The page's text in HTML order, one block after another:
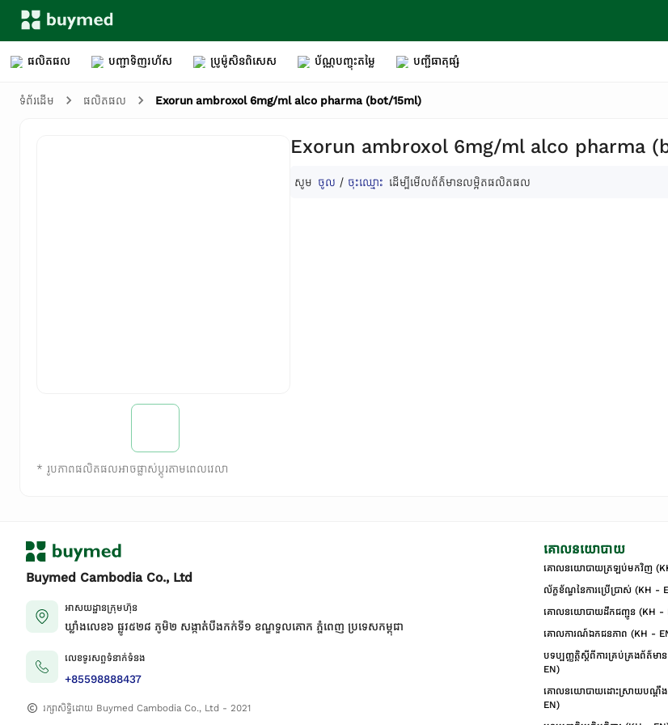
ផលិតផល បញ្ជាទិញរហ័ស ប្រូម៉ូសិនពិសេស ប័ណ្ណបញ្ចុះតម្លៃ បញ្ជីធាតុផ្សំ
ទំព័រដើម ផលិតផល Exorun ambroxol 6mg/ml alco pharma (bot/15ml)
* រូបភាពផលិតផលអាចផ្លាស់ប្តូរតាមពេលវេលា
Exorun ambroxol 6mg/ml alco pharma
សូម ចូល / ចុះឈ្មោះ ដើម្បីមើលព័ត៌មានលម្អិតផលិតផល
Buymed Cambodia Co., Ltd
អាសយដ្ឋានក្រុមហ៊ុន
ឃ្លាំងលេខ៦ ផ្លូវ៥២៨ ភូមិ២ សង្កាត់់បឹងកក់ទី១ ខណ្ឌទួលគោក ភ្នំពេញ ប្រទេសកម្ពុជា
លេខទូរសព្ទទំនាក់ទំនង
+85598888437
រក្សាសិទ្ធិដោយ Buymed Cambodia Co., Ltd - 2021
គោលនយោបាយ
គោលនយោបាយត្រឡប់មកវិញ
ល័ក្ខខ័ណ្ឌនៃការប្រើប្រាស់ (KH -
គោលនយោបាយដឹកជញ្ជូន (KH -
គោលការណ៍ឯកជនភាព (KH -
បទប្បញ្ញត្តិស្តីពីការគ្រប់គ្រងព័ត៌មា
EN)
គោលនយោបាយដោះស្រាយបណ្ដឹ
EN)